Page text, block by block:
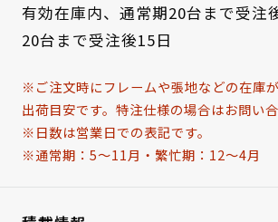
有効在庫内、通常期20台まで受注
20台まで受注後15日
※ご注文時にフレームや張地などの在庫
出荷目安です。特注仕様の場合はお問い合
※日数は営業日での表記です。
※通常期：5～11月・繁忙期：12～4月